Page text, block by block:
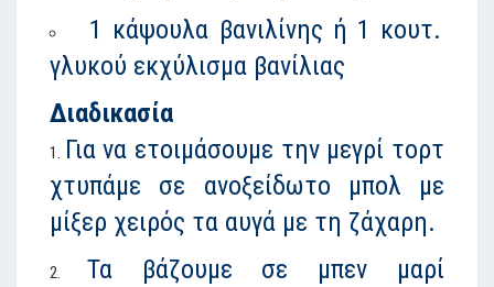
1 κάψουλα βανιλίνης ή 1 κουτ.
γλυκού εκχύλισμα βανίλιας
Διαδικασία
Για να ετοιμάσουμε την μεγρί τορτ
χτυπάμε σε ανοξείδωτο μπολ με
μίξερ χειρός τα αυγά με τη ζάχαρη.
Τα βάζουμε σε μπεν μαρί